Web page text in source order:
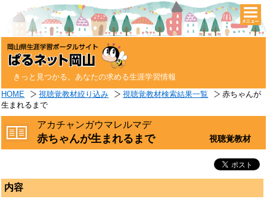
きっと見つかる。あなたの求める生涯学習情報
HOME 視聴覚教材絞り込み 視聴覚教材検索結果一覧
赤ちゃんが
生まれるまで
アカチャンガウマレルマデ
赤ちゃんが生まれるまで 視聴覚教材
内容